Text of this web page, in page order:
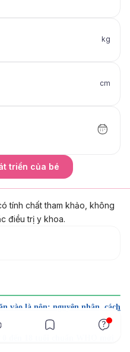
kg
cm
triển của bé
tính chất tham khảo, không
điều trị y khoa.
en/topic/default?
90-P02296
vào là nôn: nguyên nhân, cách
đến 18 tuổi chuẩn WHO mới